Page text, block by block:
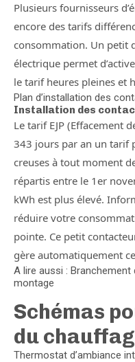
Plusieurs fournisseurs
encore des tarifs
consommation. Un petit
électrique permet
le tarif heures pleines et
Plan d’installation des
Installation des
Le tarif EJP (Effacement
343 jours par an un tarif
creuses à tout moment
répartis entre le 1er
kWh est plus élevé.
réduire votre
pointe. Ce petit
gère automatiquement
A lire aussi : Branchement
montage
Schémas
du
Thermostat d’ambiance